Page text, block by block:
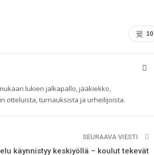
10
lukien jalkapallo, jääkiekko,
otteluista, turnauksista ja urheilijoista.
SEURAAVA VIESTI
käynnistyy keskiyöllä – koulut tekevät